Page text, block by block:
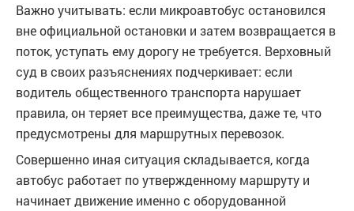
Важно учитывать: если микроавтобус остановился
вне официальной остановки и затем возвращается в
поток, уступать ему дорогу не требуется. Верховный
суд в своих разъяснениях подчеркивает: если
водитель общественного транспорта нарушает
правила, он теряет все преимущества, даже те, что
предусмотрены для маршрутных перевозок.
Совершенно иная ситуация складывается, когда
автобус работает по утвержденному маршруту и
начинает движение именно с оборудованной